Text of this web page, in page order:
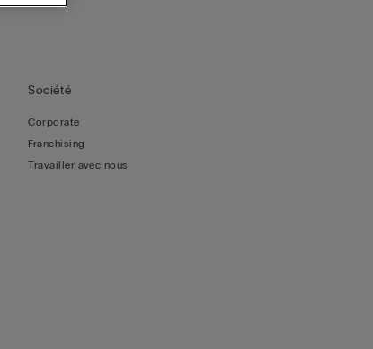
Société
Corporate
Franchising
Travailler avec nous